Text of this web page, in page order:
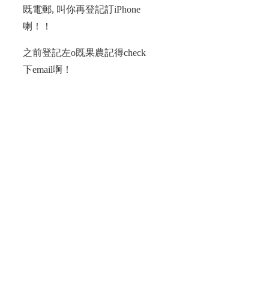
既電郵, 叫你再登記訂iPhone
喇！！
之前登記左o既果農記得check
下email啊！